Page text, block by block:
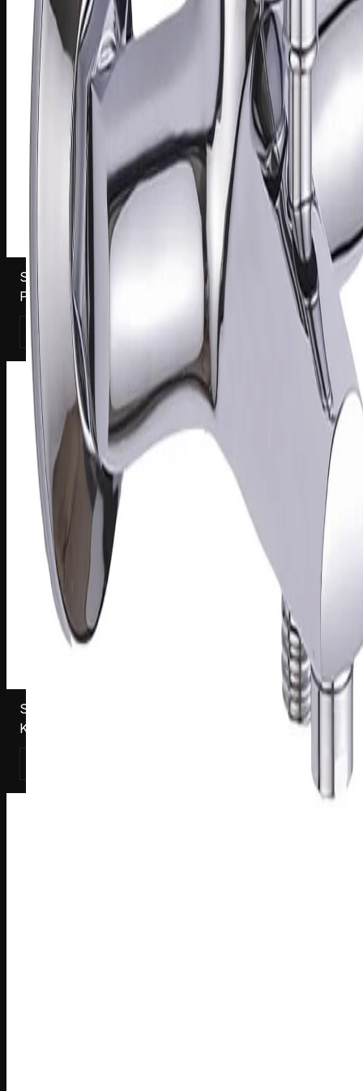
S181127C
Pesuallashana Harma Sylvia 1127-18, kromi
Katso tuote
S182127C
Keittiöhana Harma Sylvia 2127-28, kromi